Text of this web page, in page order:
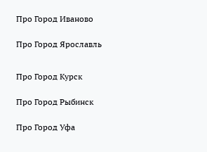
Про Город Иваново
Про Город Ярославль
Про Город Курск
Про Город Рыбинск
Про Город Уфа